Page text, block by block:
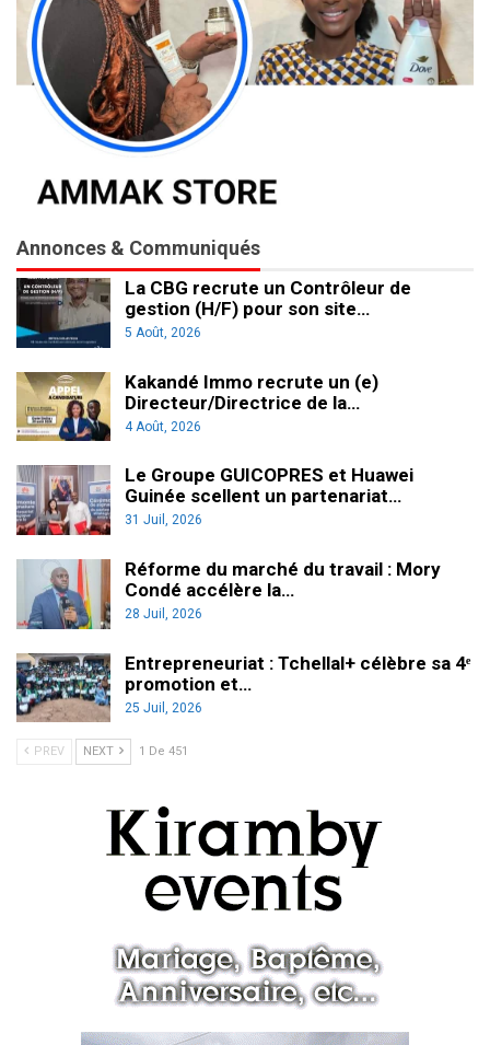
Annonces & Communiqués
La CBG recrute un Contrôleur de
gestion (H/F) pour son site…
5 Août, 2026
Kakandé Immo recrute un (e)
Directeur/Directrice de la…
4 Août, 2026
Le Groupe GUICOPRES et Huawei
Guinée scellent un partenariat…
31 Juil, 2026
Réforme du marché du travail : Mory
Condé accélère la…
28 Juil, 2026
Entrepreneuriat : Tchellal+ célèbre sa 4ᵉ
promotion et…
25 Juil, 2026
PREV NEXT 1 De 451